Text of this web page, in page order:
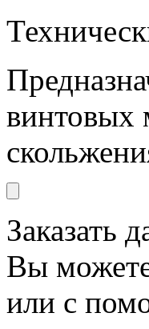
винтовых
Заказать
Вы
или с